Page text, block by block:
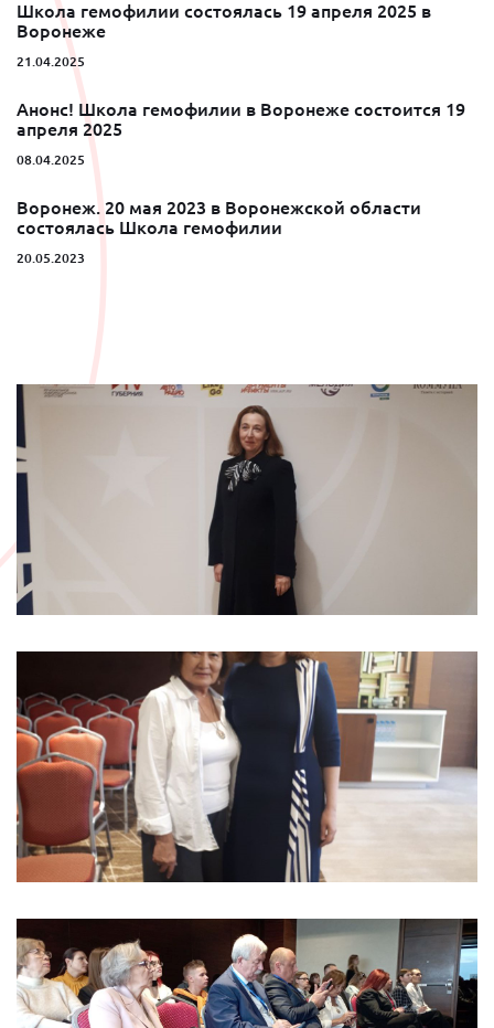
Школа гемофилии состоялась 19 апреля 2025 в
Воронеже
21.04.2025
Анонс! Школа гемофилии в Воронеже состоится 19
апреля 2025
08.04.2025
Воронеж. 20 мая 2023 в Воронежской области
состоялась Школа гемофилии
20.05.2023